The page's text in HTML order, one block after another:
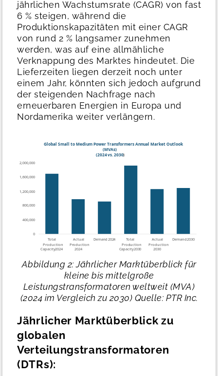
jährlichen Wachstumsrate (CAGR) von fast
6 % steigen, während die
Produktionskapazitäten mit einer CAGR
von rund 2 % langsamer zunehmen
werden, was auf eine allmähliche
Verknappung des Marktes hindeutet. Die
Lieferzeiten liegen derzeit noch unter
einem Jahr, könnten sich jedoch aufgrund
der steigenden Nachfrage nach
erneuerbaren Energien in Europa und
Nordamerika weiter verlängern.
Abbildung 2: Jährlicher Marktüberblick für
kleine bis mittelgroße
Leistungstransformatoren weltweit (MVA)
(2024 im Vergleich zu 2030) Quelle: PTR Inc.
Jährlicher Marktüberblick zu
globalen
Verteilungstransformatoren
(DTRs):